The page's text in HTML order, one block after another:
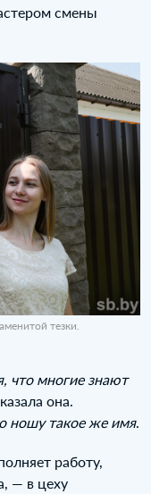
смены
тезки.
что многие знают
она.
ношу такое же имя.
работу,
— в цеху